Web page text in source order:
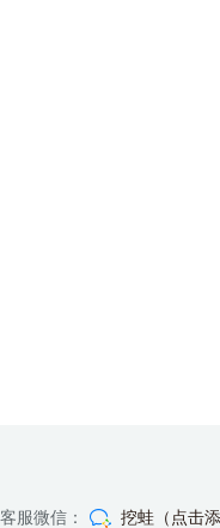
客服微信： 挖蛙（点击添